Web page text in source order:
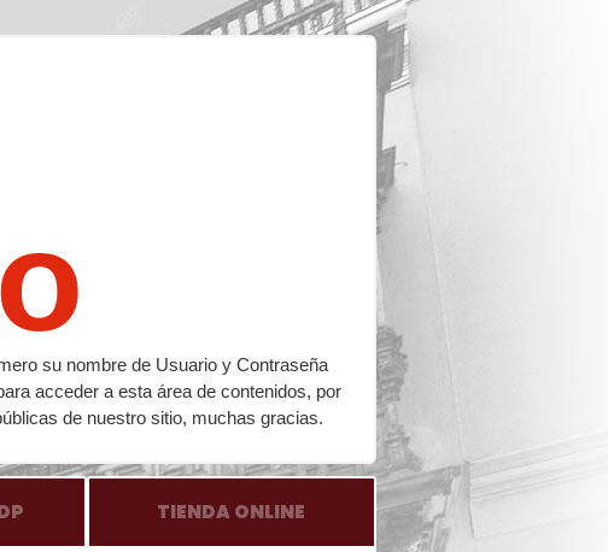
su nombre de Usuario y Contraseña
acceder a esta área de contenidos, por
de nuestro sitio, muchas gracias.
TIENDA ONLINE